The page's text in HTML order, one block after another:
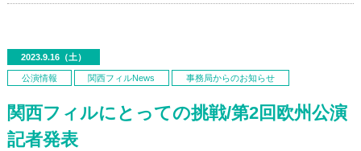
2023.9.16（土）
公演情報 関西フィルNews 事務局からのお知らせ
関西フィルにとっての挑戦/第2回欧州公演
記者発表